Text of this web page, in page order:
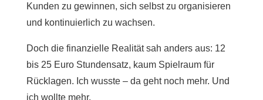
Kunden zu gewinnen, sich selbst zu organisieren
und kontinuierlich zu wachsen.
Doch die finanzielle Realität sah anders aus: 12
bis 25 Euro Stundensatz, kaum Spielraum für
Rücklagen. Ich wusste – da geht noch mehr. Und
ich wollte mehr.